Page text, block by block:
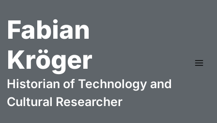
Inhalt
springen
Fabian
Kröger
Historian of Technology and
Cultural Researcher